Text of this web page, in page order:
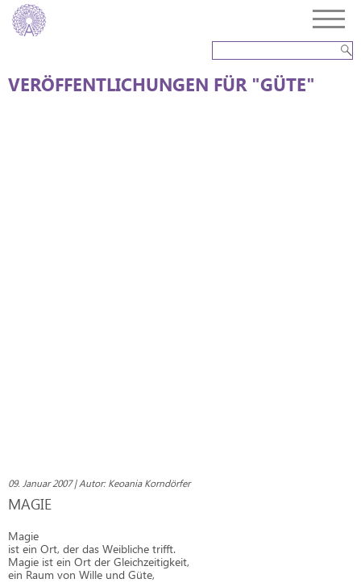
VERÖFFENTLICHUNGEN FÜR "GÜTE"
09. Januar 2007 | Autor: Keoania Korndörfer
MAGIE
Magie
ist ein Ort, der das Weibliche trifft.
Magie ist ein Ort der Gleichzeitigkeit,
ein Raum von Wille und Güte,